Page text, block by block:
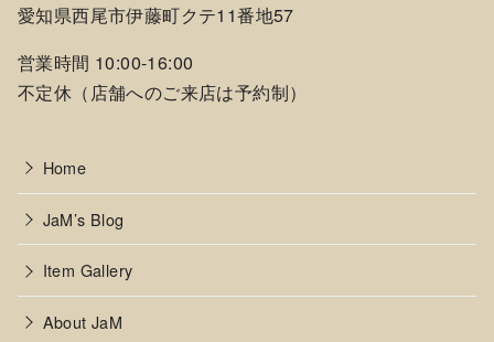
愛知県西尾市伊藤町クテ11番地57
営業時間 10:00-16:00
不定休（店舗へのご来店は予約制）
Home
JaM’s Blog
Item Gallery
About JaM